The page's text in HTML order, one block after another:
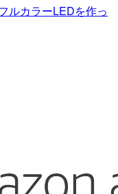
ルカラーLEDを作っ